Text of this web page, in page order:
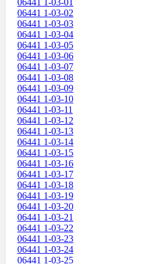
06441 1-03-01
06441 1-03-02
06441 1-03-03
06441 1-03-04
06441 1-03-05
06441 1-03-06
06441 1-03-07
06441 1-03-08
06441 1-03-09
06441 1-03-10
06441 1-03-11
06441 1-03-12
06441 1-03-13
06441 1-03-14
06441 1-03-15
06441 1-03-16
06441 1-03-17
06441 1-03-18
06441 1-03-19
06441 1-03-20
06441 1-03-21
06441 1-03-22
06441 1-03-23
06441 1-03-24
06441 1-03-25